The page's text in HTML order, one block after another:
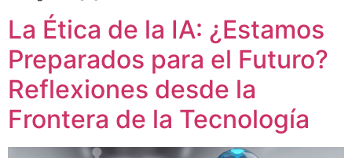
La Ética de la IA: ¿Estamos
Preparados para el Futuro?
Reflexiones desde la
Frontera de la Tecnología